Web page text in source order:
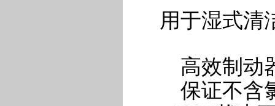
用于湿式清
高效制动
保证不含